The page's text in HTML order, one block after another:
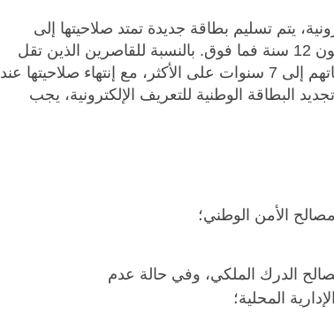
يتم تسليم بطاقة جديدة تمتد صلاحيتها إلى
عشر سنوات بالنسبة للأشخاص الذين يبلغون 12 سنة فما فوق. بالنسبة للقاصرين الذين تقل
أعمارهم عن 12 سنة، فتمتد صلاحية بطاقاتهم إلى 7 سنوات على الأكثر، مع إنتهاء صلاحيتها عند
طلب تجديد البطاقة الوطنية للتعريف الإلكترونية، يجب
الأمن الوطني؛
الدرك الملكي، وفي حالة عدم
المحلية؛